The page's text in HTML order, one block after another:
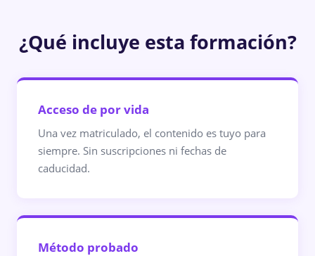
¿Qué incluye esta formación?
Acceso de por vida
Una vez matriculado, el contenido es tuyo para
siempre. Sin suscripciones ni fechas de
caducidad.
Método probado